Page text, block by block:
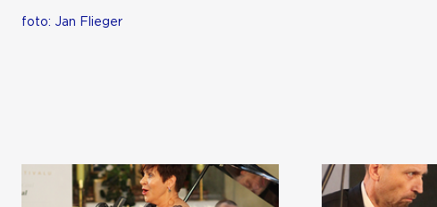
foto: Jan Flieger